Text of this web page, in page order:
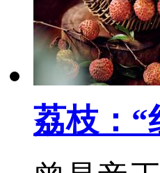
荔枝：“